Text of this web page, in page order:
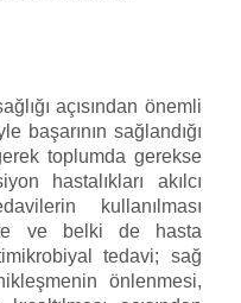
açısından önemli
başarının sağlandığı
toplumda gerekse
hastalıkları akılcı
kullanılması
ve belki de hasta
tedavi; sağ
önlenmesi,